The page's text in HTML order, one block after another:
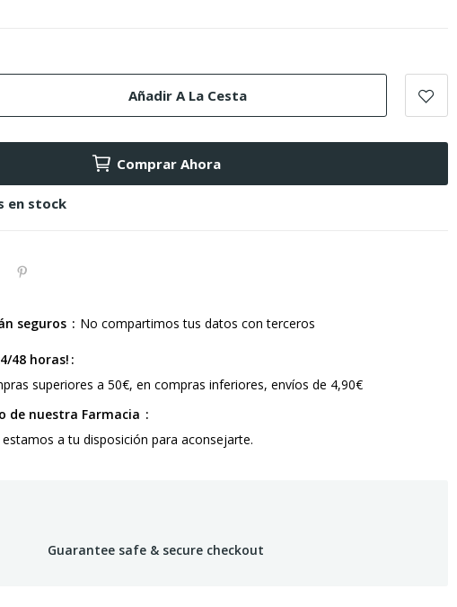
Añadir A La Cesta
Comprar Ahora
en stock
seguros No compartimos tus datos con terceros
48 horas!
superiores a 50€, en compras inferiores, envíos de 4,90€
de nuestra Farmacia
a tu disposición para aconsejarte.
Guarantee safe & secure checkout